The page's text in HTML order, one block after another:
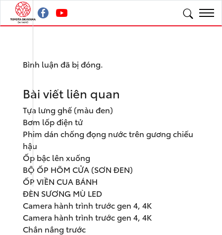
Bình luận đã bị đóng.
Bài viết liên quan
Tựa lưng ghế (màu đen)
Bơm lốp điện tử
Phim dán chống đọng nước trên gương chiếu
hậu
Ốp bậc lên xuống
BỘ ỐP HÕM CỬA (SƠN ĐEN)
ỐP VIỀN CUA BÁNH
ĐÈN SƯƠNG MÙ LED
Camera hành trình trước gen 4, 4K
Camera hành trình trước gen 4, 4K
Chắn nắng trước